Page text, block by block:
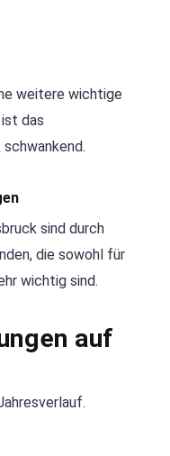
weitere wichtige
ist das
sind durch
die sowohl für
wichtig sind.
auf